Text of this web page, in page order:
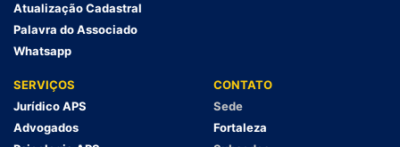
Atualização Cadastral
Palavra do Associado
Whatsapp
SERVIÇOS
Jurídico APS
Advogados
CONTATO
Sede
Fortaleza